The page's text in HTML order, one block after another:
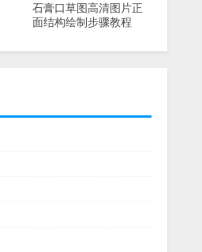
石膏口草图高清图片正
面结构绘制步骤教程